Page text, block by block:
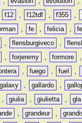
f12 , f12tdf , f355 ,
, fe , felicia ,
, flensburgiveco ,
, forjeremy , formore ,
, fuego , fuel ,
galaxy , gallardo ,
, giulia , giulietta , gla
, grandeur ,